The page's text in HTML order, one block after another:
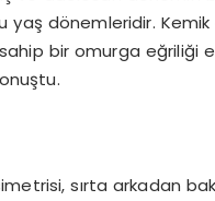
yaş dönemleridir.
bir omurga eğriliği
sırta arkadan